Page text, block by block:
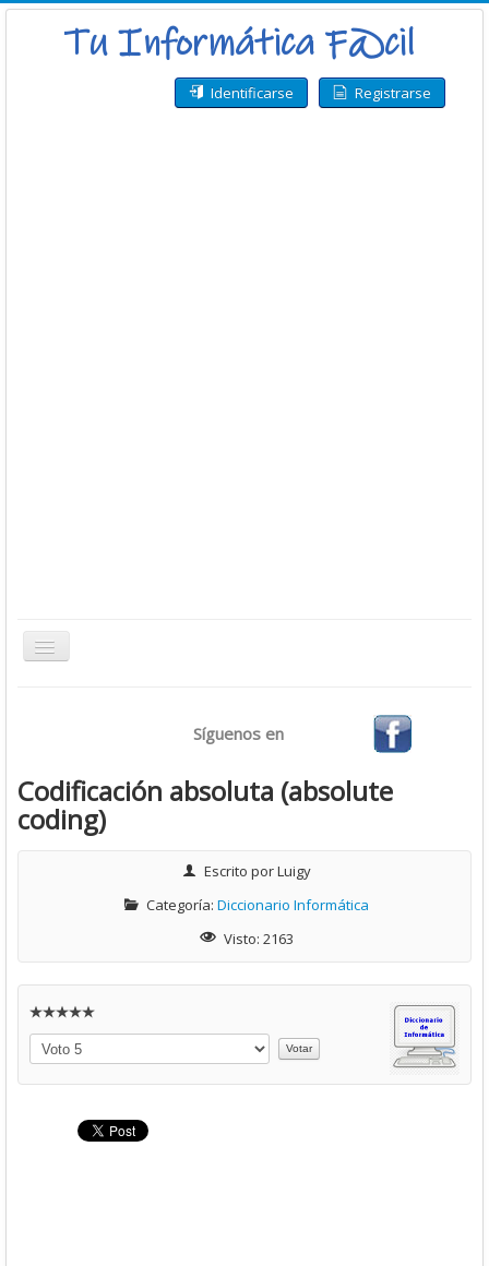
Identificarse Registrarse
Toggle
CMS
Desarrollo
Ofimática
Virtualización
Libros
Síguenos en
Codificación absoluta (absolute
coding)
Escrito porLuigy
Categoría:Diccionario Informática
Visto: 2163
Por
favor,
vote